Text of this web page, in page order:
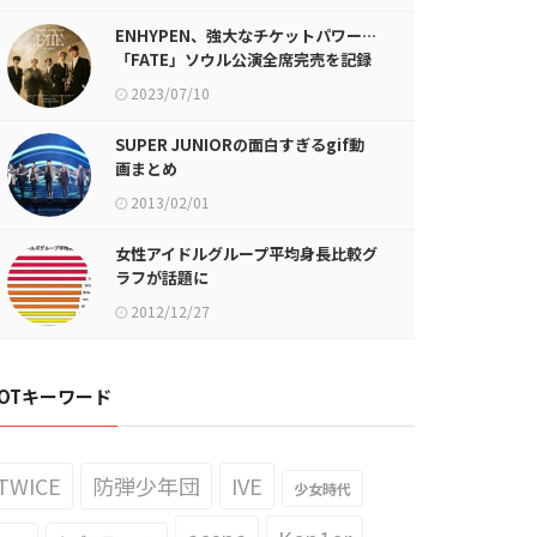
ENHYPEN、強大なチケットパワー…
「FATE」ソウル公演全席完売を記録
2023/07/10
SUPER JUNIORの面白すぎるgif動
画まとめ
2013/02/01
女性アイドルグループ平均身長比較グ
ラフが話題に
2012/12/27
キーワード
防弾少年団 IVE 少女時代